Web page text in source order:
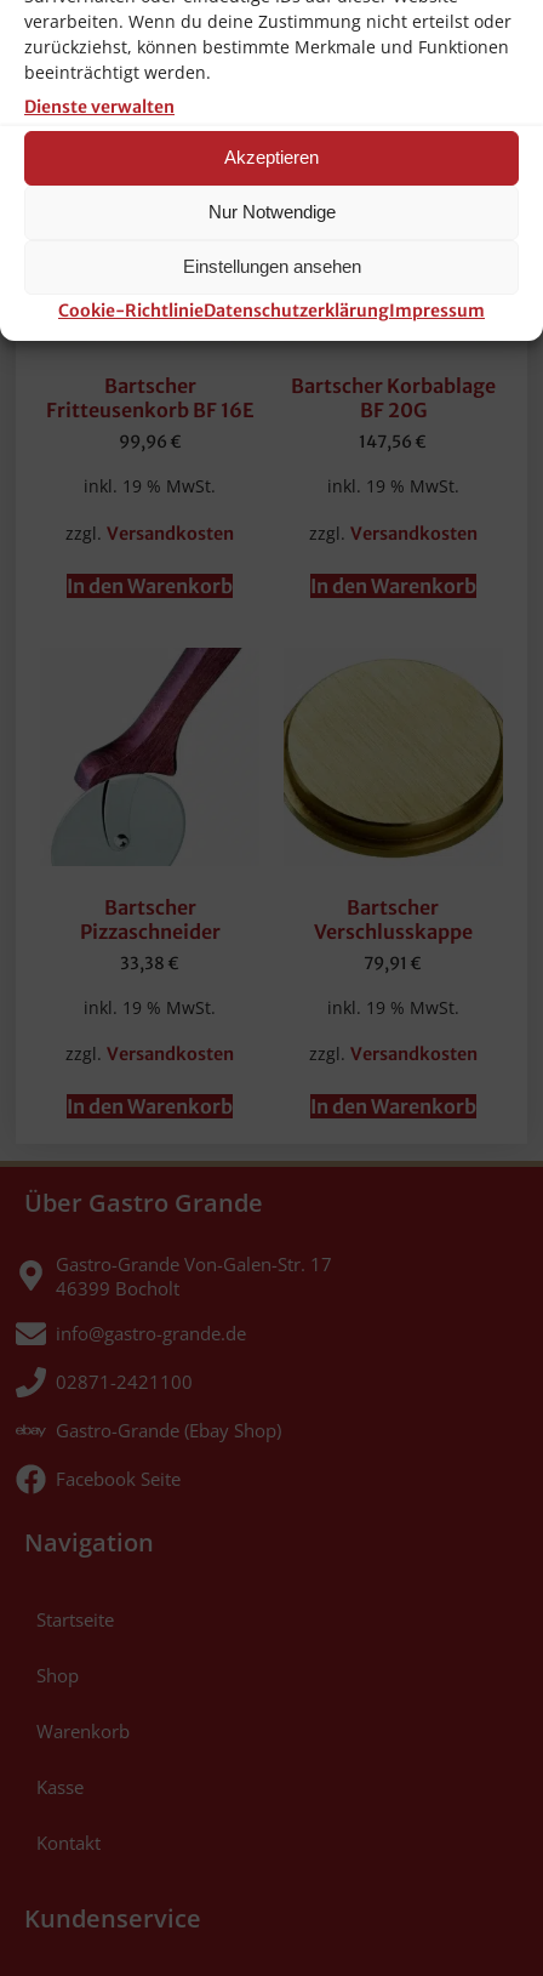
verarbeiten. Wenn du deine Zustimmung nicht erteilst oder
zurückziehst, können bestimmte Merkmale und Funktionen
beeinträchtigt werden.
Dienste verwalten
Akzeptieren
Nur Notwendige
Einstellungen ansehen
Cookie-RichtlinieDatenschutzerklärungImpressum
Ähnliche Produkte
Bartscher
Fritteusenkorb BF 16E
99,96 €
inkl. 19 % MwSt.
zzgl.Versandkosten
In den Warenkorb
Bartscher Korbablage
BF 20G
147,56 €
inkl. 19 % MwSt.
zzgl. Versandkosten
In den Warenkorb
Bartscher
Pizzaschneider
33,38 €
inkl. 19 % MwSt.
zzgl.Versandkosten
In den Warenkorb
Bartscher
Verschlusskappe
79,91 €
inkl. 19 % MwSt.
zzgl. Versandkosten
In den Warenkorb
Über Gastro Grande
Gastro-Grande Von-Galen-Str. 17
46399 Bocholt
info@gastro-grande.de
02871-2421100
Gastro-Grande (Ebay Shop)
Facebook Seite
Navigation
Startseite
Shop
Warenkorb
Kasse
Kontakt
Kundenservice